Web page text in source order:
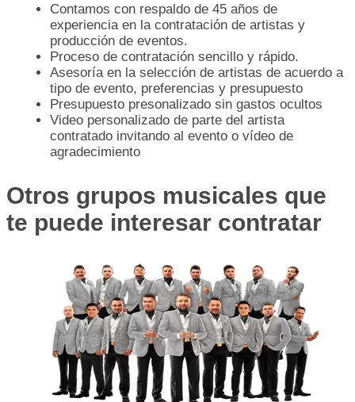
Contamos con respaldo de 45 años de
experiencia en la contratación de artistas y
producción de eventos.
Proceso de contratación sencillo y rápido.
Asesoría en la selección de artistas de acuerdo a
tipo de evento, preferencias y presupuesto
Presupuesto presonalizado sin gastos ocultos
Video personalizado de parte del artista
contratado invitando al evento o vídeo de
agradecimiento
Otros grupos musicales que
te puede interesar contratar